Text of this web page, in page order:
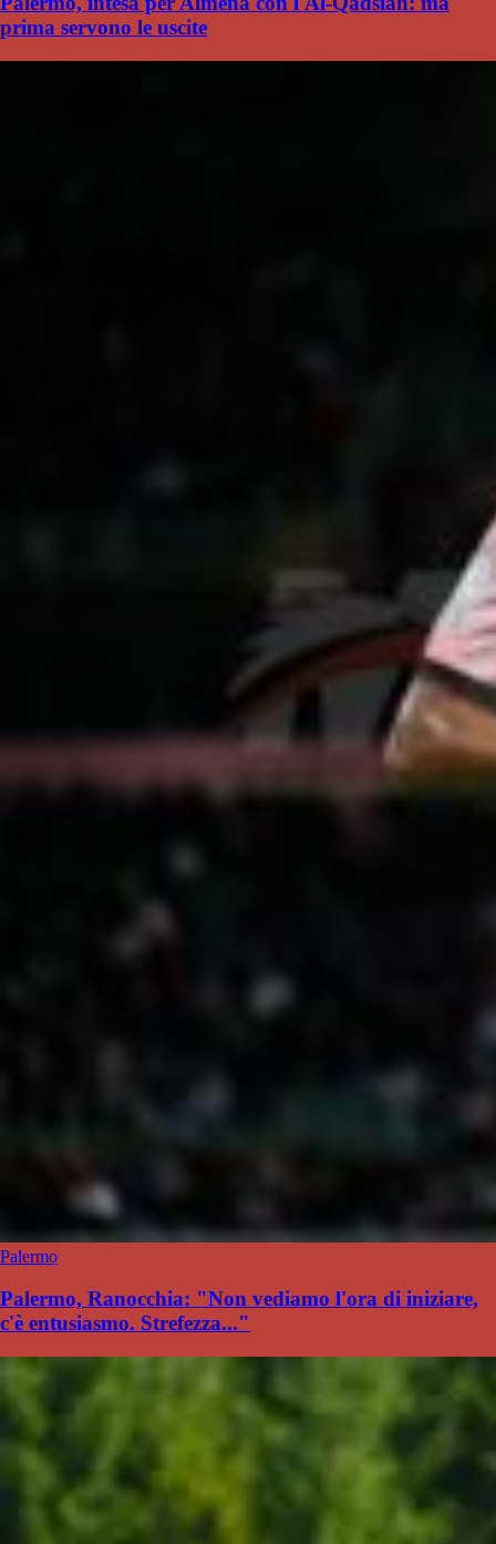
prima servono le uscite
Palermo
Palermo, Ranocchia: "Non vediamo l'ora di iniziare,
c'è entusiasmo. Strefezza..."